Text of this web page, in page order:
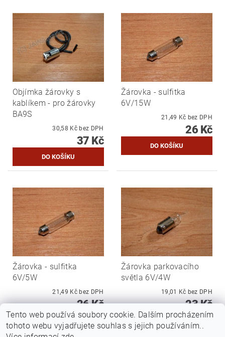
Objímka žárovky s
kablíkem - pro žárovky
BA9S
30,58 Kč bez DPH
37 Kč
Žárovka - sulfitka
6V/15W
21,49 Kč bez DPH
26 Kč
Žárovka - sulfitka
6V/5W
21,49 Kč bez DPH
26 Kč
Žárovka parkovacího
světla 6V/4W
19,01 Kč bez DPH
23 Kč
Tento web používá soubory cookie. Dalším procházením
tohoto webu vyjadřujete souhlas s jejich používáním..